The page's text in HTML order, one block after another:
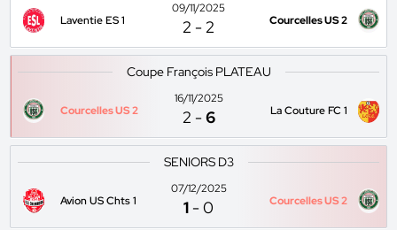
Laventie ES 1
09/11/2025
2 -2 Courcelles US 2
Coupe François PLATEAU
Courcelles US 2
16/11/2025
2 -6 La Couture FC 1
SENIORS D3
Avion US Chts 1
07/12/2025
1 -0 Courcelles US 2